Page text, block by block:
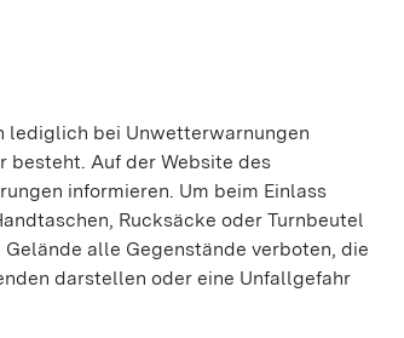
lediglich bei Unwetterwarnungen
besteht. Auf der Website des
informieren. Um beim Einlass
Rucksäcke oder Turnbeutel
alle Gegenstände verboten, die
darstellen oder eine Unfallgefahr